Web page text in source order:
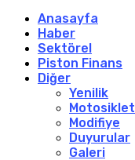
Anasayfa
Haber
Sektörel
Piston Finans
Diğer
Yenilik
Motosiklet
Modifiye
Duyurular
Galeri